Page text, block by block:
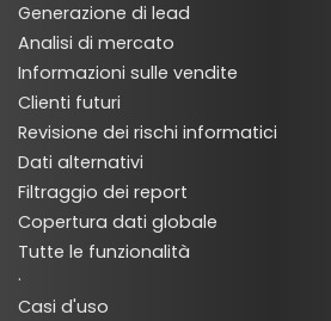
Generazione di lead
Analisi di mercato
Informazioni sulle vendite
Clienti futuri
Revisione dei rischi informatici
Dati alternativi
Filtraggio dei report
Copertura dati globale
Tutte le funzionalità
·
Casi d'uso